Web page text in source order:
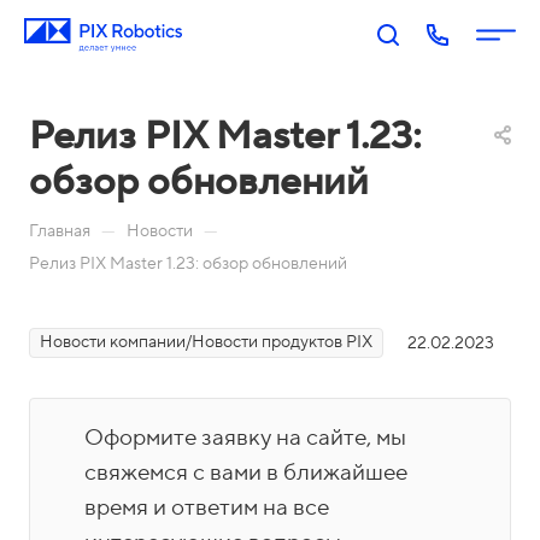
р
у
к
т
RP
Роб
оти
зац
ия
BI:
нес
-ан
али
тик
Пр
есс
ы
тор
Акаде
PIX
И
Релиз PIX Master 1.23:
обзор обновлений
Главная — Новости —
Релиз PIX Master 1.23: обзор обновлений
Новости компании/Новости продуктов PIX 22.02.2023
Оформите заявку на сайте, мы
свяжемся с вами в ближайшее
время и ответим на все